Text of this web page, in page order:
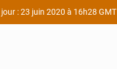
jour : 23 juin 2020 à 16h28 GMT